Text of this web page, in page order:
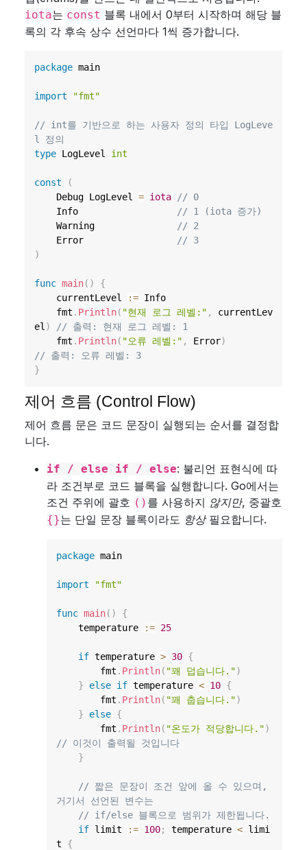
iota는 const 블록 내에서 0부터 시작하며 해당 블
록의 각 후속 상수 선언마다 1씩 증가합니다.
package main
import "fmt"
// int를 기반으로 하는 사용자 정의 타입 LogLeve
l 정의
type LogLevel int
const
(
	Debug LogLevel
= iota
// 0
	Info
// 1 (iota 증가)
	Warning
// 2
	Error
// 3
)
func main( )
{
	currentLevel
:= Info
	fmt
. Println( "현재 로그 레벨:" ,
currentLev
el )
// 출력: 현재 로그 레벨: 1
	fmt
. Println( "오류 레벨:" , Error)
// 출력: 오류 레벨: 3
}
제어 흐름 (Control Flow)
제어 흐름 문은 코드 문장이 실행되는 순서를 결정합
니다.
if / else if / else: 불리언 표현식에 따
라 조건부로 코드 블록을 실행합니다. Go에서는
조건 주위에 괄호 () 를 사용하지 않지만, 중괄호
{}는 단일 문장 블록이라도 항상필요합니다.
package main
import "fmt"
func main( )
{
    temperature
:= 25
if temperature > 30 {
        fmt
. Println( "꽤 덥습니다.")
}
else if temperature < 10 {
        fmt
. Println( "꽤 춥습니다.")
}
else {
        fmt
. Println( "온도가 적당합니다.")
// 이것이 출력될 것입니다
}
// 짧은 문장이 조건 앞에 올 수 있으며,
거기서 선언된 변수는
// if/else 블록으로 범위가 제한됩니다.
if limit := 100; temperature < limi
t {